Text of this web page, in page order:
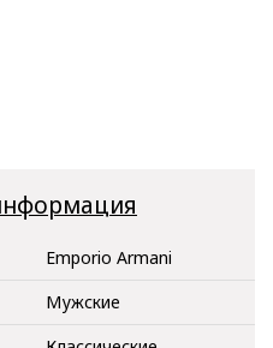
Emporio Armani
Мужские